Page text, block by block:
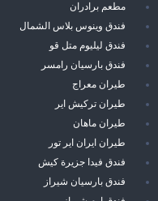
مطعم برادران
فندق وينوس بلاس الشمال
فندق ليليوم متل قو
فندق بارسيان رامسر
طيران معراج
طيران تركيش اير
طيران ماهان
طيران ايران اير تور
فندق فيدا جزيرة كيش
فندق بارسيان شيراز